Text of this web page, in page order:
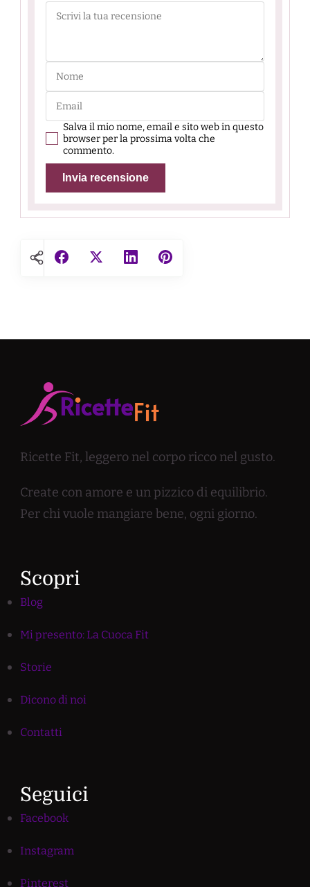
Salva il mio nome, email e sito web in questo
browser per la prossima volta che
commento.
Ricette Fit, leggero nel corpo ricco nel gusto.
Create con amore e un pizzico di equilibrio.
Per chi vuole mangiare bene, ogni giorno.
Scopri
Blog
Mi presento: La Cuoca Fit
Storie
Dicono di noi
Contatti
Seguici
Facebook
Instagram
Pinterest